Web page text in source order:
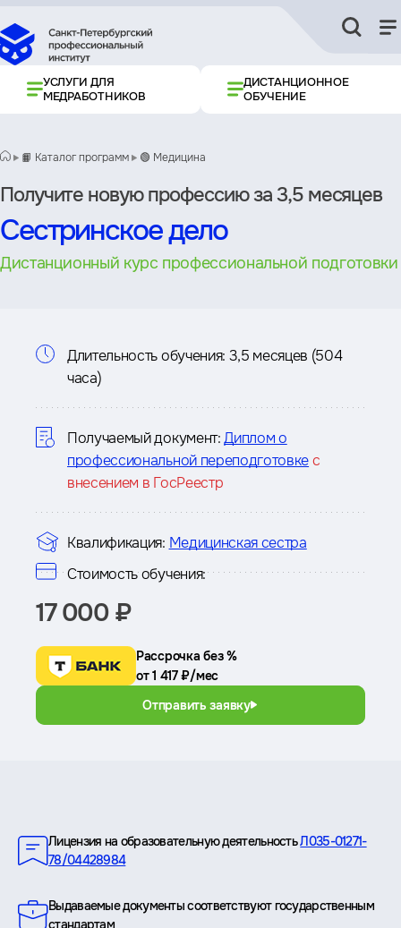
УСЛУГИ ДЛЯ
МЕДРАБОТНИКОВ
ДИСТАНЦИОННОЕ
ОБУЧЕНИЕ
📙 Каталог программ 🟢 Медицина
Получите новую профессию за 3,5 месяцев
Сестринское дело
Дистанционный курс профессиональной подготовки
Информация
курсе
Длительность обучения: 3,5 месяцев (504
часа)
Получаемый документ: Диплом о
профессиональной переподготовкес
внесением в ГосРеестр
Квалификация: Медицинская сестра
Стоимость обучения:
17 000 ₽
Рассрочка без %
от 1 417 ₽/мес
Отправить заявку
Лицензия на образовательную деятельностьЛ035-01271-
78/04428984
Выдаваемые документы соответствуют государственным
стандартам